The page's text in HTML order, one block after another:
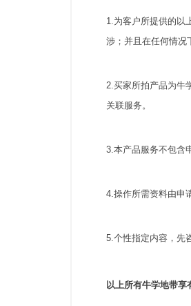
1.为客户所提供的以
涉；并且在任何情况
2.买家所拍产品为牛
关联服务。
3.本产品服务不包含
4.操作所需资料由申
5.个性指定内容，先
以上所有牛学地带享